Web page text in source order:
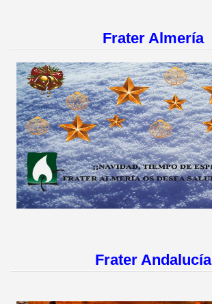
Frater Almería
Frater Andalucía